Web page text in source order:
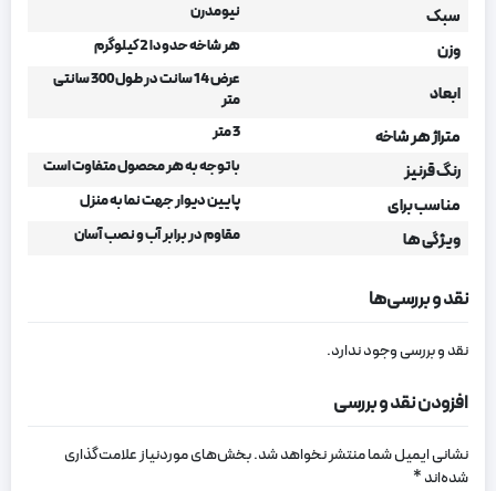
سبک نیومدرن
وزن هر شاخه حدودا 2 کیلوگرم
ابعاد
عرض 14 سانت در طول 300 سانتی
متر
متراژ هر شاخه 3 متر
رنگ قرنیز با توجه به هر محصول متفاوت است
مناسب برای پایین دیوار جهت نما به منزل
ویژگی ها مقاوم در برابر آب و نصب آسان
نقد و بررسی‌ها
نقد و بررسی وجود ندارد.
افزودن نقد و بررسی
نشانی ایمیل شما منتشر نخواهد شد.بخش‌های موردنیاز علامت‌گذاری
شده‌اند*